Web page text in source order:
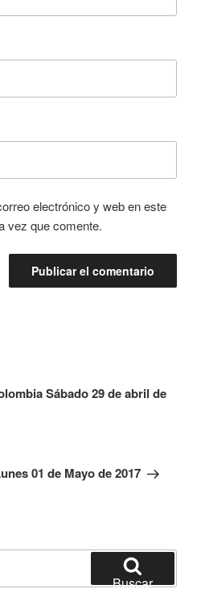
electrónico y web en este
vez que comente.
Sábado 29 de abril de
01 de Mayo de 2017
Buscar